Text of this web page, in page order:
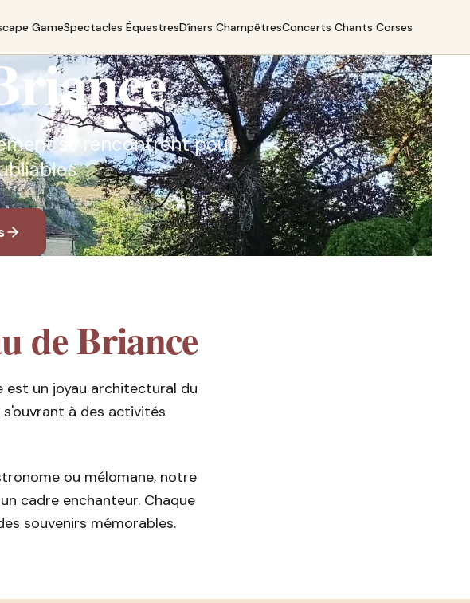
GameSpectacles ÉquestresDîners ChampêtresConcerts Chants Corses
se rencontrent pour
de Briance
est un joyau architectural du
à des activités
ou mélomane, notre
cadre enchanteur. Chaque
souvenirs mémorables.